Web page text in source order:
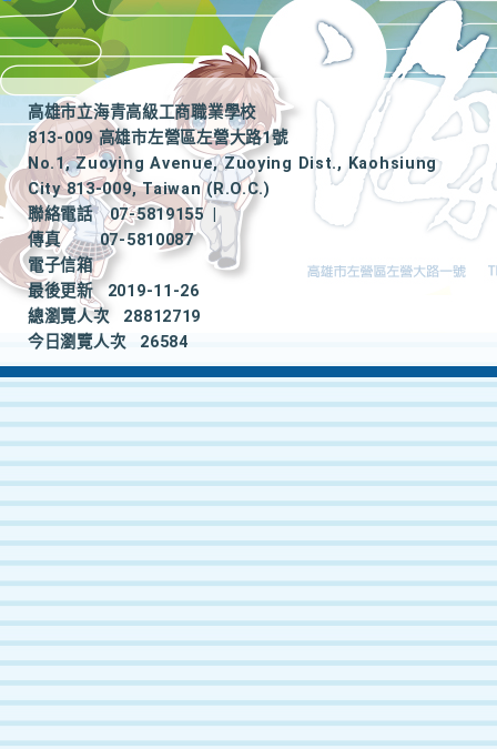
高雄市立海青高級工商職業學校
813-009 高雄市左營區左營大路1號
No.1, Zuoying Avenue, Zuoying Dist., Kaohsiung
City 813-009, Taiwan (R.O.C.)
聯絡電話
07-5819155
|
傳真
07-5810087
電子信箱
最後更新
2019-11-26
總瀏覽人次
28812719
今日瀏覽人次
26584